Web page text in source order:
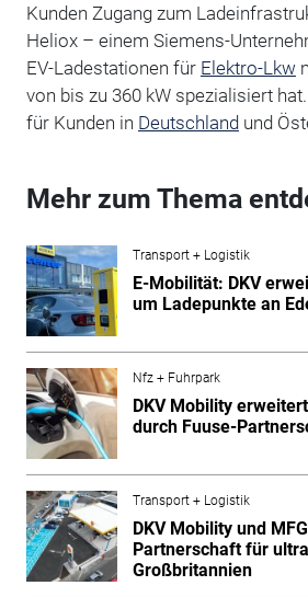
Kunden Zugang zum
Heliox – einem Siemens-
EV-Ladestationen für Elektro-Lkw
von bis zu 360 kW spezialisiert
für Kunden in Deutschlandund
Mehr zum Thema
Transport + Logistik
E-Mobilität: DKV
um Ladepunkte an
Nfz + Fuhrpark
DKV Mobility
durch Fuuse-
Transport + Logistik
DKV Mobility und
Partnerschaft für
Großbritannien